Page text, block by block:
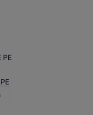
PE